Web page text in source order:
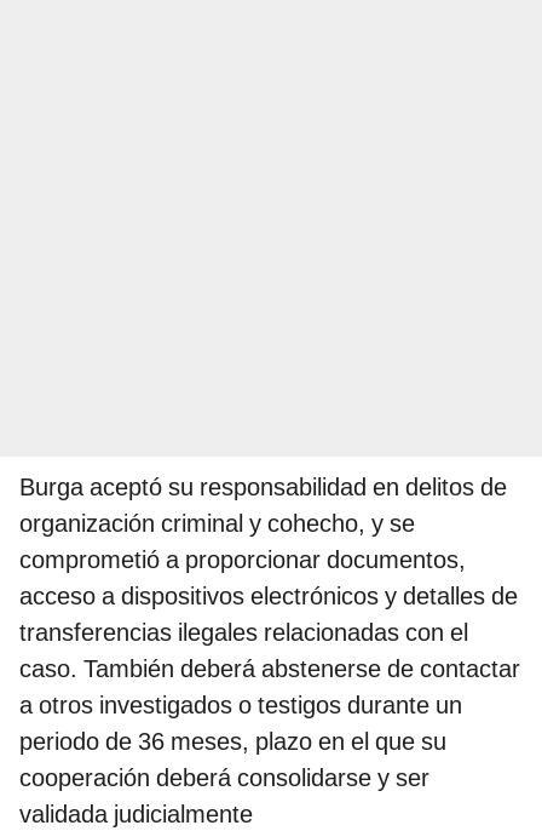
Burga aceptó su responsabilidad en delitos de
organización criminal y cohecho, y se
comprometió a proporcionar documentos,
acceso a dispositivos electrónicos y detalles de
transferencias ilegales relacionadas con el
caso. También deberá abstenerse de contactar
a otros investigados o testigos durante un
periodo de 36 meses, plazo en el que su
cooperación deberá consolidarse y ser
validada judicialmente